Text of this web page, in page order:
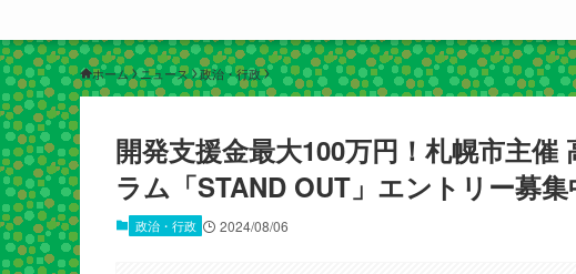
ホーム ニュース 政治・行政
開発支援金最大100万円！札幌市主
ラム「STAND OUT」エントリー募集
政治・行政 2024/08/06